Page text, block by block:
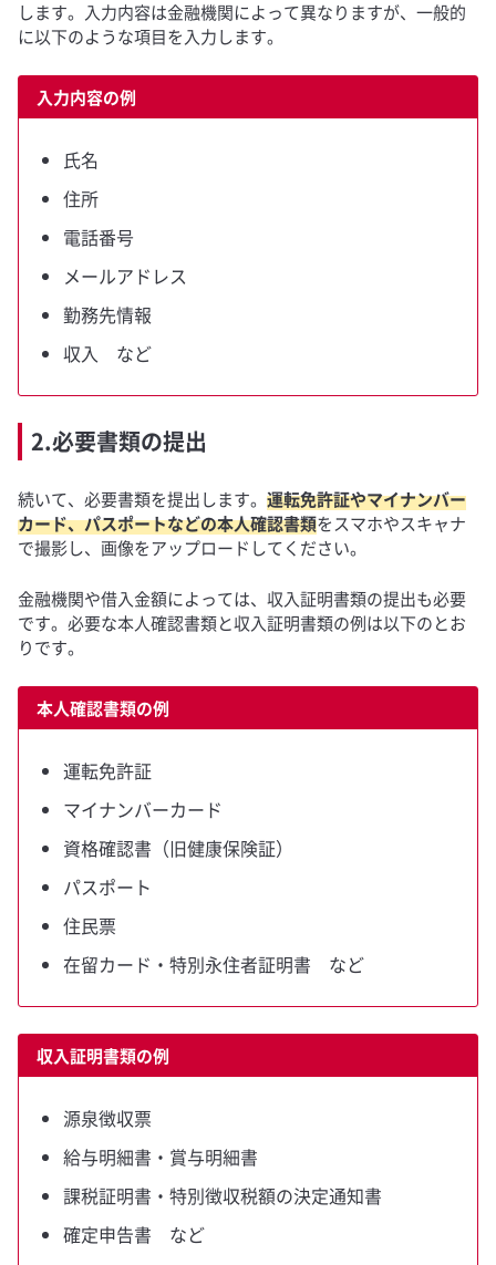
します。入力内容は金融機関によって異なりますが、一般的
に以下のような項目を入力します。
入力内容の例
氏名
住所
電話番号
メールアドレス
勤務先情報
収入 など
2.必要書類の提出
続いて、必要書類を提出します。 運転免許証やマイナンバー
カード、パスポートなどの本人確認書類をスマホやスキャナ
で撮影し、画像をアップロードしてください。
金融機関や借入金額によっては、収入証明書類の提出も必要
です。必要な本人確認書類と収入証明書類の例は以下のとお
りです。
本人確認書類の例
運転免許証
マイナンバーカード
資格確認書（旧健康保険証）
パスポート
住民票
在留カード・特別永住者証明書 など
収入証明書類の例
源泉徴収票
給与明細書・賞与明細書
課税証明書・特別徴収税額の決定通知書
確定申告書 など